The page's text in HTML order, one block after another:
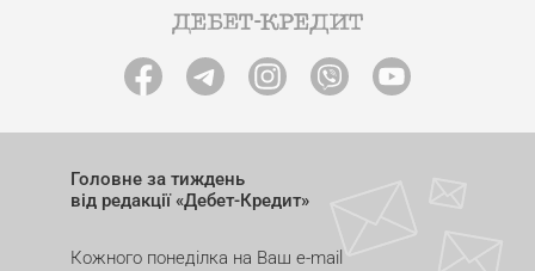
Головне за тиждень
від редакції «Дебет-Кредит»
Кожного понеділка на Ваш e-mail